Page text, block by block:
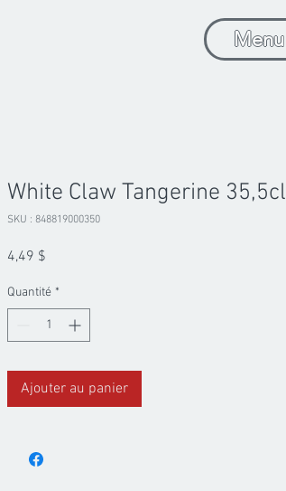
Menu
White Claw Tangerine 35,5cl
SKU : 848819000350
4,49 $
Quantité *
Ajouter au panier